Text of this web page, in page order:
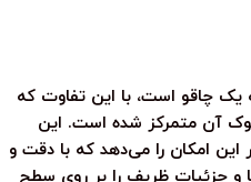
یک چاقو است، با این تفاوت که
آن متمرکز شده است. این
این امکان را می‌دهد که با دقت و
و جزئیات ظریف را بر روی سطح